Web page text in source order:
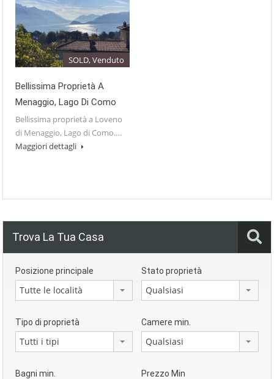
SOLD, Venduto
Bellissima Proprietà A
Menaggio, Lago Di Como
Bellissima proprietà a Loveno
di Menaggio, Lago di Como.…
Maggiori dettagli
Trova La Tua Casa
Posizione principale
Tutte le località
Stato proprietà
Qualsiasi
Tipo di proprietà
Tutti i tipi
Camere min.
Qualsiasi
Bagni min. Prezzo Min